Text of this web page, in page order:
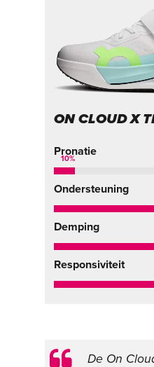
ON CLOUD X
Pronatie
10%
Ondersteuning
Demping
Responsiviteit
De On